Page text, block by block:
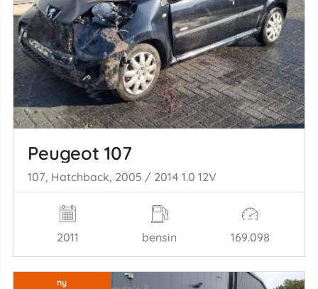
Peugeot 107
107, Hatchback, 2005 / 2014 1.0 12V
2011 bensin 169.098
ny